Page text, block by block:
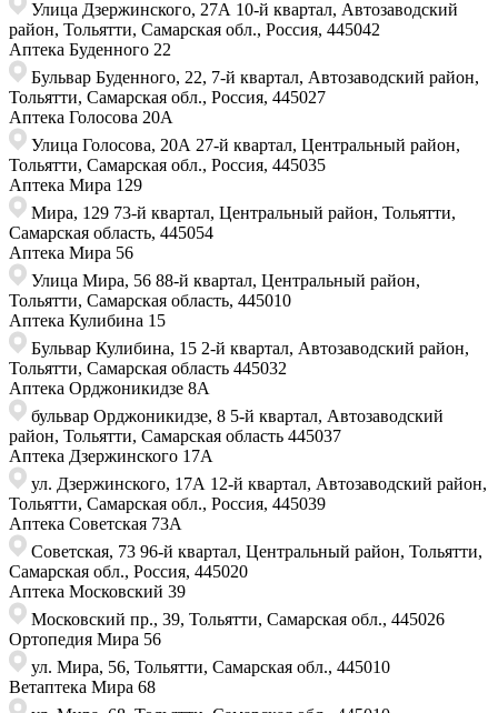
Улица Дзержинского, 27А 10-й квартал, Автозаводский
район, Тольятти, Самарская обл., Россия, 445042
Аптека Буденного 22
Бульвар Буденного, 22, ​7-й квартал, Автозаводский район,
Тольятти, Самарская обл., Россия, ​445027
Аптека Голосова 20А
Улица ​Голосова, 20А 27-й квартал, Центральный район,
Тольятти, Самарская обл., ​Россия, 445035
Аптека Мира 129
Мира, 129 73-й квартал, Центральный район, Тольятти,
Самарская область, 445054
Аптека Мира 56
Улица Мира, 56 88-й квартал, Центральный район,
Тольятти, Самарская область, 445010
Аптека Кулибина 15
Бульвар Кулибина, 15 2-й квартал, Автозаводский район,
Тольятти, Самарская область ​445032
Аптека Орджоникидзе 8А
бульвар Орджоникидзе, 8 ​5-й квартал, Автозаводский
район, Тольятти, Самарская область ​445037
Аптека Дзержинского 17А
ул. Дзержинского, 17А 12-й квартал, Автозаводский район,
Тольятти, Самарская обл., Россия, 445039
Аптека Советская 73A
Советская, 73 ​96-й квартал, Центральный район, Тольятти,
Самарская обл., Россия, ​445020
Аптека Московский 39
Московский пр., 39, Тольятти, Самарская обл., 445026
Ортопедия Мира 56
ул. Мира, 56, Тольятти, Самарская обл., 445010
Ветаптека Мира 68